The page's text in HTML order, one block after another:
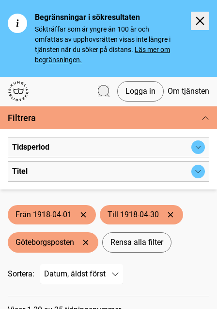
Begränsningar i sökresultaten
Sökträffar som är yngre än 100 år och
omfattas av upphovsrätten visas inte längre i
tjänsten när du söker på distans. Läs mer om
begränsningen.
Svenska tidningar
Logga in Om tjänsten
Filtrera
Tidsperiod
Titel
Från 1918-04-01 Till 1918-04-30
Göteborgsposten Rensa alla filter
Sortera: